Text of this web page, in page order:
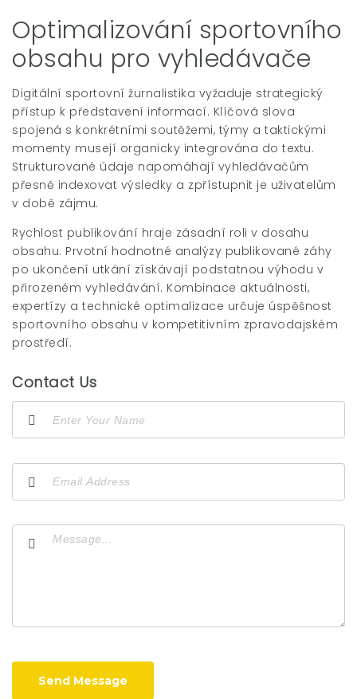
Optimalizování sportovního
obsahu pro vyhledávače
Digitální sportovní žurnalistika vyžaduje strategický
přístup k představení informací. Klíčová slova
spojená s konkrétními soutěžemi, týmy a taktickými
momenty musejí organicky integrována do textu.
Strukturované údaje napomáhají vyhledávačům
přesně indexovat výsledky a zpřístupnit je uživatelům
v době zájmu.
Rychlost publikování hraje zásadní roli v dosahu
obsahu. Prvotní hodnotné analýzy publikované záhy
po ukončení utkání získávají podstatnou výhodu v
přirozeném vyhledávání. Kombinace aktuálnosti,
expertízy a technické optimalizace určuje úspěšnost
sportovního obsahu v kompetitivním zpravodajském
prostředí.
Contact Us
Send Message